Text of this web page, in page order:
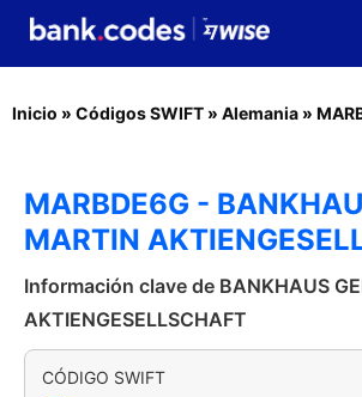
Inicio » Códigos SWIFT » Alemania »
MARBDE6G -
MARTIN
Información clave de BANKHAUS
AKTIENGESELLSCHAFT
CÓDIGO SWIFT